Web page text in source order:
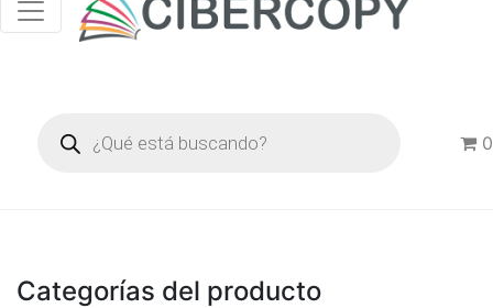
productos
0
Categorías del producto